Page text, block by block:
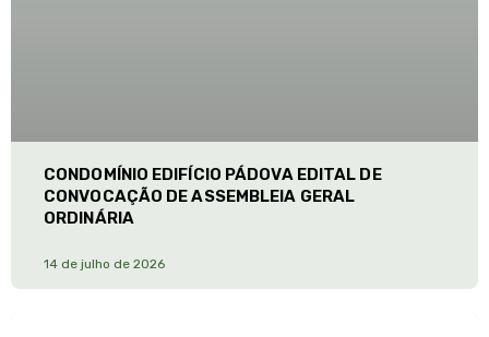
CONDOMÍNIO EDIFÍCIO PÁDOVA EDITAL DE
CONVOCAÇÃO DE ASSEMBLEIA GERAL
ORDINÁRIA
14 de julho de 2026